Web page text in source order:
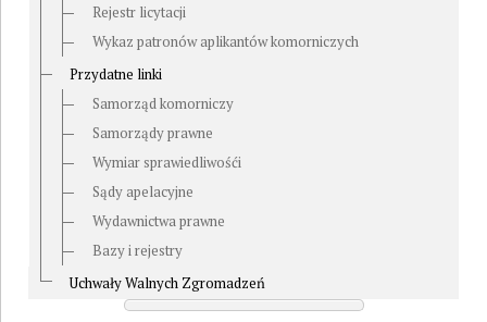
Rejestr licytacji
Wykaz patronów aplikantów komorniczych
Przydatne linki
Samorząd komorniczy
Samorządy prawne
Wymiar sprawiedliwośći
Sądy apelacyjne
Wydawnictwa prawne
Bazy i rejestry
Uchwały Walnych Zgromadzeń